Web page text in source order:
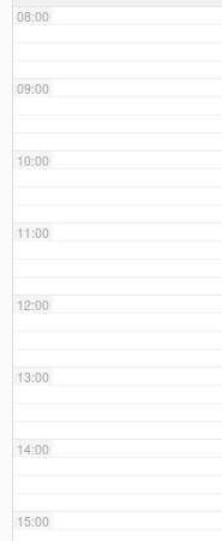
08:00
09:00
10:00
11:00
12:00
13:00
14:00
15:00